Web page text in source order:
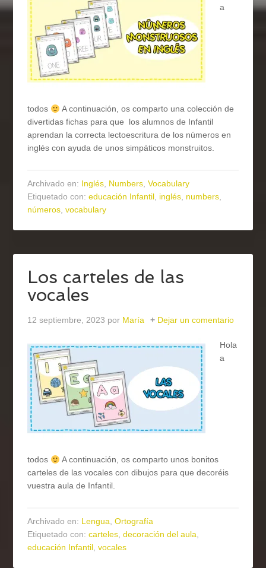
a
todos
A continuación, os comparto una colección de
divertidas fichas para que los alumnos de Infantil
aprendan la correcta lectoescritura de los números en
inglés con ayuda de unos simpáticos monstruitos.
Archivado en: Inglés, Numbers,Vocabulary
Etiquetado con:educación Infantil, inglés, numbers,
números,vocabulary
Los carteles de las
vocales
12 septiembre, 2023 por María Dejar un comentario
Hola
a
todos
A continuación, os comparto unos bonitos
carteles de las vocales con dibujos para que decoréis
vuestra aula de Infantil.
Archivado en: Lengua,Ortografía
Etiquetado con:carteles,decoración del aula,
educación Infantil,vocales